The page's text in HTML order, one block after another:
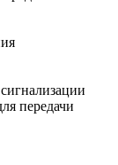
передачи